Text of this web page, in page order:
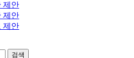
제안
제안
제안